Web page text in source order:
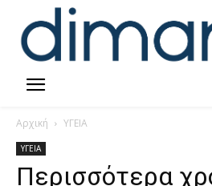
Αρχική ΥΓΕΙΑ
ΥΓΕΙΑ
Περισσότερα